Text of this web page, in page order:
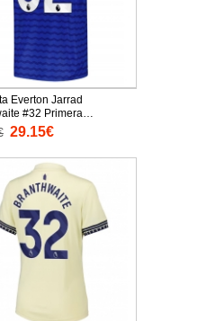
Everton Jarrad
#32 Primera
Replica 2025-26
cortas
29.15€